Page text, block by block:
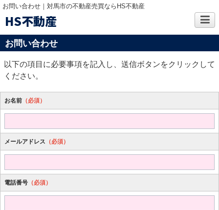
お問い合わせ｜対馬市の不動産売買ならHS不動産
HS不動産
お問い合わせ
以下の項目に必要事項を記入し、送信ボタンをクリックして
ください。
お名前 （必須）
メールアドレス （必須）
電話番号 （必須）